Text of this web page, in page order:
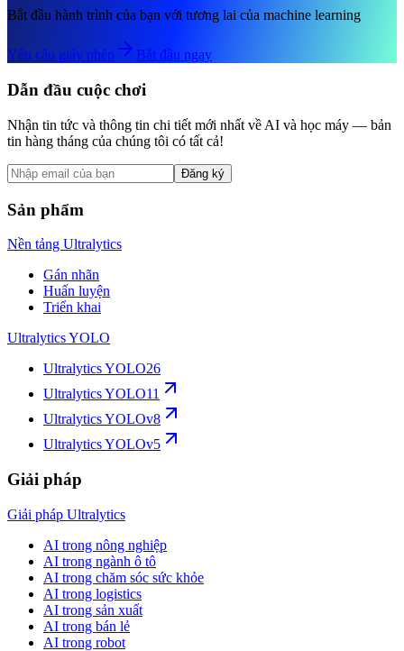
Bắt đầu hành trình của bạn với tương lai của machine learning
Yêu cầu giấy phép Bắt đầu ngay
Dẫn đầu cuộc chơi
Nhận tin tức và thông tin chi tiết mới nhất về AI và học máy — bản
tin hàng tháng của chúng tôi có tất cả!
Đăng ký
Sản phẩm
Nền tảng Ultralytics
Gán nhãn
Huấn luyện
Triển khai
Ultralytics YOLO
Ultralytics YOLO26
Ultralytics YOLO11
Ultralytics YOLOv8
Ultralytics YOLOv5
Giải pháp
Giải pháp Ultralytics
AI trong nông nghiệp
AI trong ngành ô tô
AI trong chăm sóc sức khỏe
AI trong logistics
AI trong sản xuất
AI trong bán lẻ
AI trong robot